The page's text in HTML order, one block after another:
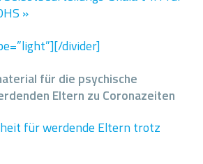
»
divider]
für die psychische
Eltern zu Coronazeiten
für werdende Eltern trotz